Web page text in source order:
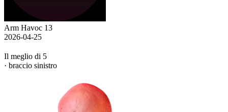
Arm Havoc 13
2026-04-25
Il meglio di 5
· braccio sinistro